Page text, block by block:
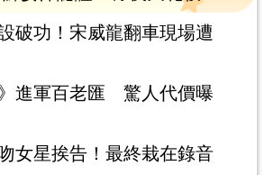
破功！宋威龍翻車現場遭
》進軍百老匯 驚人代價曝
女星挨告！最終栽在錄音